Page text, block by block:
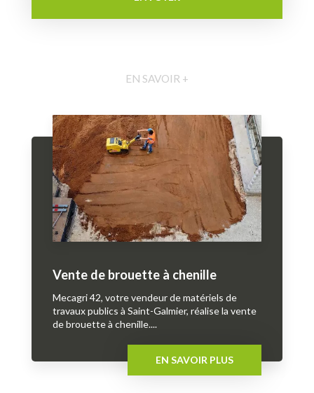
EN SAVOIR +
Vente de brouette à chenille
Mecagri 42, votre vendeur de matériels de
travaux publics à Saint-Galmier, réalise la vente
de brouette à chenille....
EN SAVOIR PLUS